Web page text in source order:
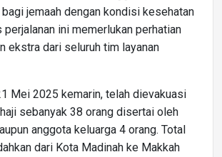
bagi jemaah dengan kondisi kesehatan
ini memerlukan perhatian
ekstra dari seluruh tim layanan
Mei 2025 kemarin, telah dievakuasi
sebanyak 38 orang disertai oleh
anggota keluarga 4 orang. Total
dari Kota Madinah ke Makkah